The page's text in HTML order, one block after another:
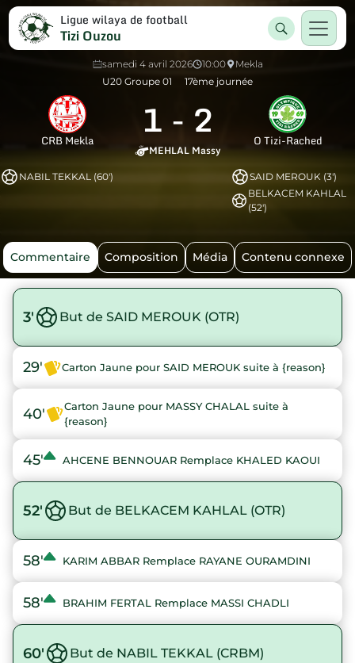
Ligue wilaya de football
Tizi Ouzou
samedi 4 avril 2026 10:00
Mekla
U20 Groupe 01
17ème journée
CRB Mekla 1 - 2
MEHLAL Massy
O Tizi-Rached
NABIL TEKKAL (60')
SAID MEROUK (3')
BELKACEM KAHLAL
(52')
Commentaire Composition Média Contenu connexe
3' But de SAID MEROUK (OTR)
29' Carton Jaune pour SAID MEROUK suite à {reason}
40'
Carton Jaune pour MASSY CHALAL suite à
{reason}
45' AHCENE BENNOUAR Remplace KHALED KAOUI
52' But de BELKACEM KAHLAL (OTR)
58' KARIM ABBAR Remplace RAYANE OURAMDINI
58' BRAHIM FERTAL Remplace MASSI CHADLI
60' But de NABIL TEKKAL (CRBM)